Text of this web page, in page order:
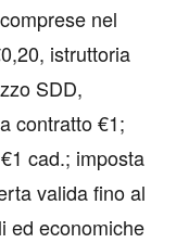
nel
istruttoria
SDD,
contratto €1;
cad.; imposta
valida fino al
ed economiche